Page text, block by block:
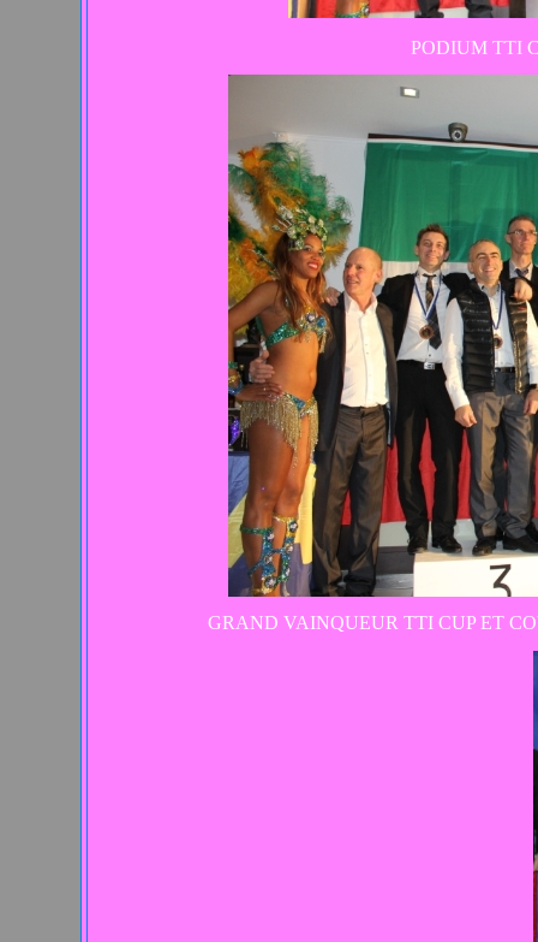
PODIUM TTI
GRAND VAINQUEUR TTI CUP ET